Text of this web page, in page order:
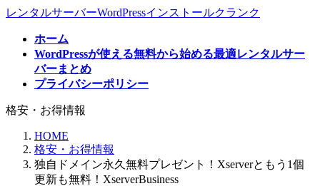
コ
キ
ナ
に
レンタルサーバーWordPressインストールクランク
ホーム
WordPressが使える無料から始める最適レンタルサー
バーまとめ
プライバシーポリシー
格安・お得情報
HOME
格安・お得情報
独自ドメイン永久無料プレゼント！Xserverともう1個
更新も無料！XserverBusiness